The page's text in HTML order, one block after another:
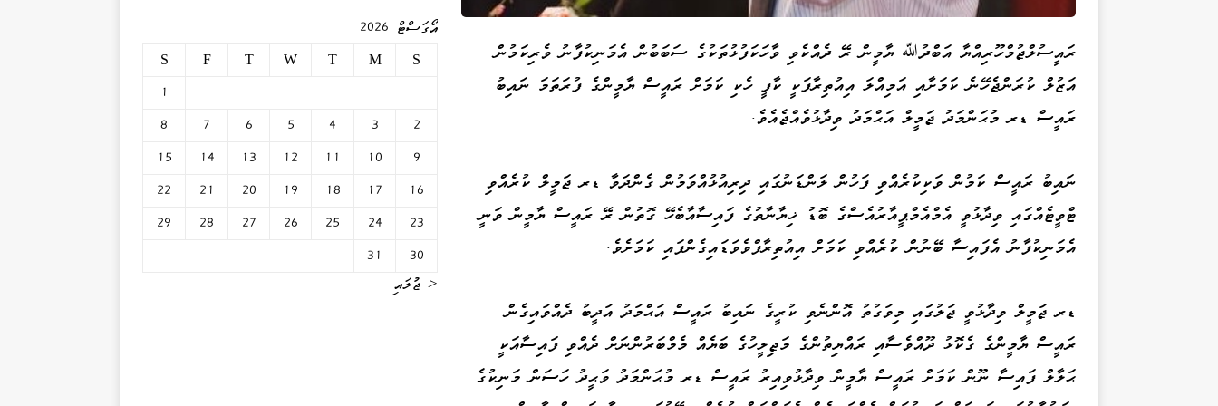
ރައީސުލްޖުމްހޫރިއްޔާ އަބްދުﷲ ޔާމީން ރޭ ދެއްކެވި ވާހަކަފުޅުތަކުގެ ސަބަބުން އެމަނިކުފާނު ވެރިކަމުން
އަޒުލް ކުރަންޖެހޭނެ ކަމަށާއި އަމިއްލަ އިއުތިރާފަކީ ކާފީ ހެކި ކަމަށް ރައީސް ޔާމީންގެ ފުރަތަމަ ނައިބު
ރައީސް ޑރ މުޙަންމަދު ޖަމީލް އަޙްމަދު ވިދާޅުވެއްޖެއެވެ.
ނައިބު ރައީސް ކަމުން ވަކިކުރެއްވި ފަހުން ލަންޑަނުގައި ދިރިއުޅުއްވަމުން ގެންދަވާ ޑރ ޖަމީލް ކުރެއްވި
ޓްވީޓެއްގައި ވިދާޅުވީ އެމްއެމްޕީއާރުއެސްގެ ބޮޑު ޚިޔާނާތުގެ ފައިސާއާބެހޭ ގޮތުން ރޭ ރައީސް ޔާމީން ވަނީ
އެމަނިކުފާނު އެފައިސާ ބޭނުން ކުރެއްވި ކަމަށް އިއުތިރާފްވެވަޑައިގެންފައި ކަމަށެވެ.
ޑރ ޖަމީލް ވިދާޅުވީ ޖަލުގައި މިވަގުތު އޮންނެވި ކުރީގެ ނައިބު ރައީސް އަޙްމަދު އަދީބު ދެއްވައިގެން
ރައީސް ޔާމީންގެ ގެކޮޅު ދޫއްވެސާއި ރައްޔިތުންގެ މަޖިލީހުގެ ބަޔެއް މެމްބަރުންނަށް ދެއްވި ފައިސާއަކީ
ޙަލާލް ފައިސާ ނޫން ކަމަށް ރައީސް ޔާމީން ވިދާޅުވިއިރު ރައީސް ޑރ މުޙަންމަދު ވަޙީދު ހަސަން މަނިކުގެ
އޯގަސްޓް 2026
S
M
T
W
T
F
S
1
2
3
4
5
6
7
8
9
10
11
12
13
14
15
16
17
18
19
20
21
22
23
24
25
26
27
28
29
30
31
« ޖުލައި